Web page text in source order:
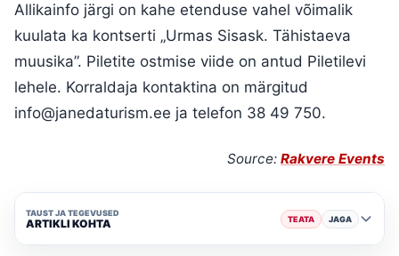
Allikainfo järgi on kahe etenduse vahel võimalik
kuulata ka kontserti „Urmas Sisask. Tähistaeva
muusika”. Piletite ostmise viide on antud Piletilevi
lehele. Korraldaja kontaktina on märgitud
info@janedaturism.ee ja telefon 38 49 750.
Source: Rakvere Events
TAUST JA TEGEVUSED
ARTIKLI KOHTA TEATA JAGA